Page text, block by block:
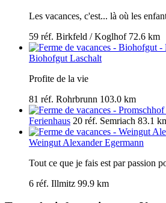
Les vacances, c'est... là où les
59 réf. Birkfeld / Koglhof 72.6 km
Biohofgut Laschalt
Profite de la vie
81 réf. Rohrbrunn 103.0 km
Ferienhaus 20 réf. Semriach 83.1
Weingut Alexander Egermann
Tout ce que je fais est par passion
6 réf. Illmitz 99.9 km